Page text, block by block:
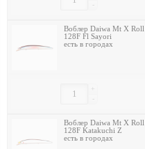
-
Воблер Daiwa Mt X Roll
128F Fl Sayori
есть в городах
-
+
Воблер Daiwa Mt X Roll
128F Katakuchi Z
есть в городах